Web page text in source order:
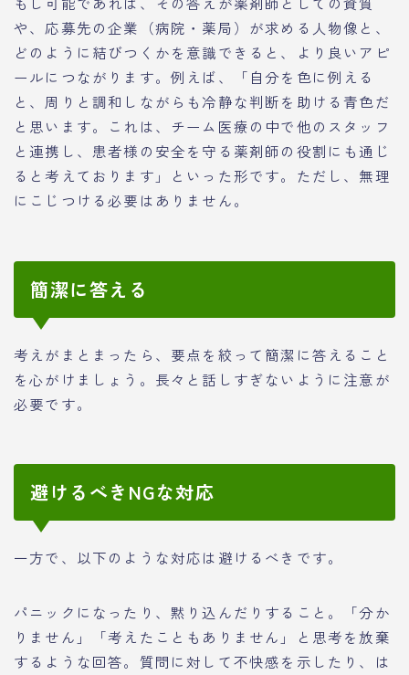
や、応募先の企業（病院・薬局）が求める人物像と、
どのように結びつくかを意識できると、より良いアピ
ールにつながります。例えば、「自分を色に例える
と、周りと調和しながらも冷静な判断を助ける青色だ
と思います。これは、チーム医療の中で他のスタッフ
と連携し、患者様の安全を守る薬剤師の役割にも通じ
ると考えております」といった形です。ただし、無理
にこじつける必要はありません。
簡潔に答える
考えがまとまったら、要点を絞って簡潔に答えること
を心がけましょう。長々と話しすぎないように注意が
必要です。
避けるべきNGな対応
一方で、以下のような対応は避けるべきです。
パニックになったり、黙り込んだりすること。「分か
りません」「考えたこともありません」と思考を放棄
するような回答。質問に対して不快感を示したり、は